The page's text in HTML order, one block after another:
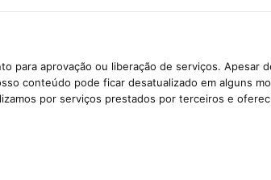
para aprovação ou liberação de serviços. Apesar
conteúdo pode ficar desatualizado em alguns
por serviços prestados por terceiros e